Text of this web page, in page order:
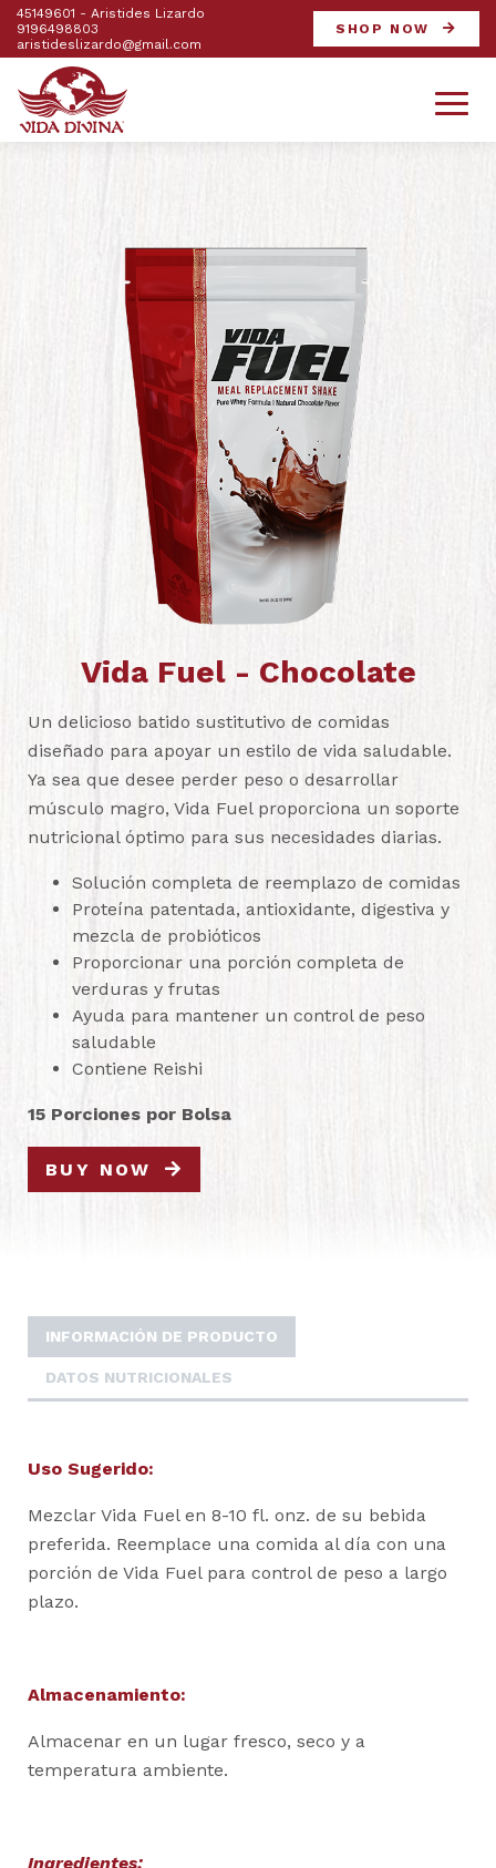
45149601 - Aristides Lizardo
9196498803
aristideslizardo@gmail.com
SHOP NOW
Vida Fuel - Chocolate
Un delicioso batido sustitutivo de comidas
diseñado para apoyar un estilo de vida saludable.
Ya sea que desee perder peso o desarrollar
músculo magro, Vida Fuel proporciona un soporte
nutricional óptimo para sus necesidades diarias.
Solución completa de reemplazo de comidas
Proteína patentada, antioxidante, digestiva y
mezcla de probióticos
Proporcionar una porción completa de
verduras y frutas
Ayuda para mantener un control de peso
saludable
Contiene Reishi
15 Porciones por Bolsa
BUY NOW
INFORMACIÓN DE PRODUCTO
DATOS NUTRICIONALES
Uso Sugerido:
Mezclar Vida Fuel en 8-10 fl. onz. de su bebida
preferida. Reemplace una comida al día con una
porción de Vida Fuel para control de peso a largo
plazo.
Almacenamiento:
Almacenar en un lugar fresco, seco y a
temperatura ambiente.
Ingredientes: